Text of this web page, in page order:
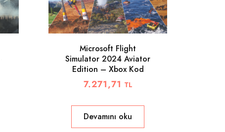
Microsoft Flight
Simulator 2024 Aviator
Edition – Xbox Kod
7.271,71 TL
Devamını oku